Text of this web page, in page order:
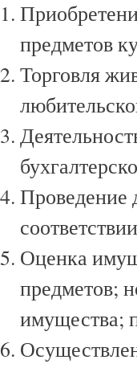
предметов
Торговля
Проведение
Оценка
предметов;
имущества;